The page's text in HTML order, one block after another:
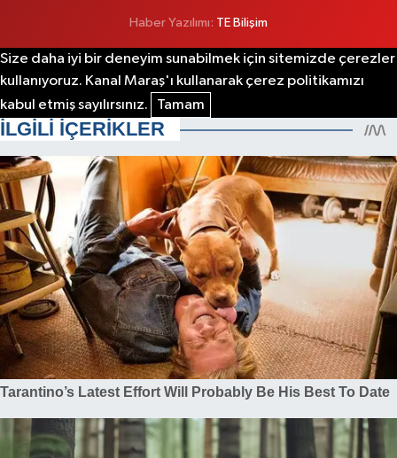
Haber Yazılımı: TE Bilişim
Size daha iyi bir deneyim sunabilmek için sitemizde çerezler
kullanıyoruz. Kanal Maraş'ı kullanarak çerez politikamızı
kabul etmiş sayılırsınız.
Tamam